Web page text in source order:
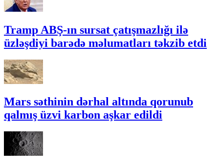
Tramp ABŞ-ın sursat çatışmazlığı ilə
üzləşdiyi barədə məlumatları təkzib etdi
Mars səthinin dərhal altında qorunub
qalmış üzvi karbon aşkar edildi